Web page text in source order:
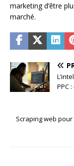
marketing d’être
marché.
PPC
Scraping web